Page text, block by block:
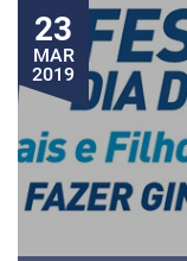
23
MAR
2019